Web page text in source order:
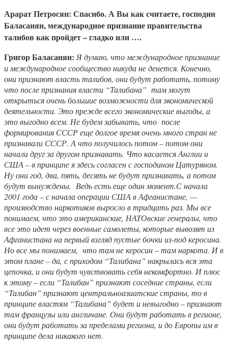
Арарат Петросян: Спасибо. А Вы как считаете, господин
Баласанян, международное признание правительства
талибов как пройдет – гладко или ….
Григор Баласанян:Я думаю, что международное признание
и международное сообщество никуда не денется. Конечно,
они признают власть талибов, они будут работать, потому
что после признания власти “Талибана” там могут
открыться очень большие возможности для экономической
деятельности. Это прежде всего экономические выгоды, а
это выгодно всем. Не будем забывать, что после
формирования СССР еще долгое время очень много стран не
признавали СССР. А что получилось потом – потом они
начали друг за другом признавать. Что касается Англии и
США – в принципе я здесь согласен с господином Цатуряном.
Ну они год, два, пять, десять не будут признавать, а потом
будут вынуждены. Ведь есть еще один момент.С начала
2001 года – с начала операции США в Афганистане, —
производство наркотиков выросло в тридцать раз. Мы все
понимаем, что это американские, НАТОвские генералы, что
все это идет через военные самолеты, которые вывозят из
Афганистана на первый взгляд пустые бочки из-под керосина.
Но все мы понимаем, что там не керосин – там наркота. И в
этом плане – да, с приходом “Талибана” накрылась вся эта
цепочка, и они будут чувствовать себя некомфортно. И плюс
к этому – если “Талибан” признают соседние страны, если
“Талибан” признают центральноазиатские страны, то в
принципе властям “Талибана” будет и невыгодно – признают
там французы или англичане. Они будут работать в регионе,
они будут работать за пределами региона, и до Европы им в
принципе дела никакого нет.